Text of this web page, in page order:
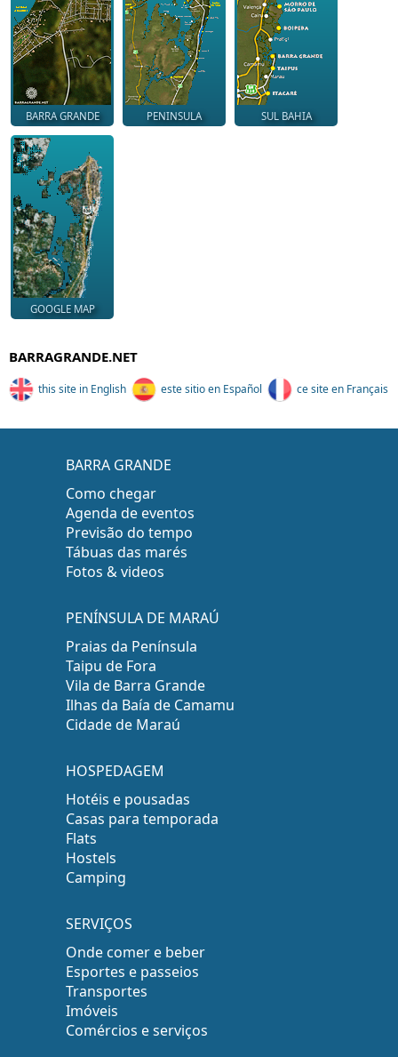
BARRA GRANDE PENINSULA SUL BAHIA
GOOGLE MAP
BARRAGRANDE.NET
this site in English este sitio en Español ce site en Français
BARRA GRANDE
Como chegar
Agenda de eventos
Previsão do tempo
Tábuas das marés
Fotos & videos
PENÍNSULA DE MARAÚ
Praias da Península
Taipu de Fora
Vila de Barra Grande
Ilhas da Baía de Camamu
Cidade de Maraú
HOSPEDAGEM
Hotéis e pousadas
Casas para temporada
Flats
Hostels
Camping
SERVIÇOS
Onde comer e beber
Esportes e passeios
Transportes
Imóveis
Comércios e serviços